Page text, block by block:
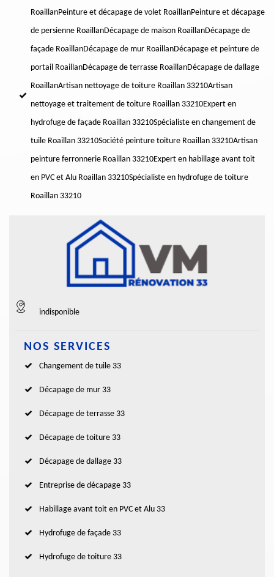
RoaillanPeinture et décapage de volet RoaillanPeinture et décapage
de persienne RoaillanDécapage de maison RoaillanDécapage de
façade RoaillanDécapage de mur RoaillanDécapage et peinture de
portail RoaillanDécapage de terrasse RoaillanDécapage de dallage
RoaillanArtisan nettoyage de toiture Roaillan 33210Artisan
nettoyage et traitement de toiture Roaillan 33210Expert en
hydrofuge de façade Roaillan 33210Spécialiste en changement de
tuile Roaillan 33210Société peinture toiture Roaillan 33210Artisan
peinture ferronnerie Roaillan 33210Expert en habillage avant toit
en PVC et Alu Roaillan 33210Spécialiste en hydrofuge de toiture
Roaillan 33210
indisponible
NOS SERVICES
Changement de tuile 33
Décapage de mur 33
Décapage de terrasse 33
Décapage de toiture 33
Décapage de dallage 33
Entreprise de décapage 33
Habillage avant toit en PVC et Alu 33
Hydrofuge de façade 33
Hydrofuge de toiture 33